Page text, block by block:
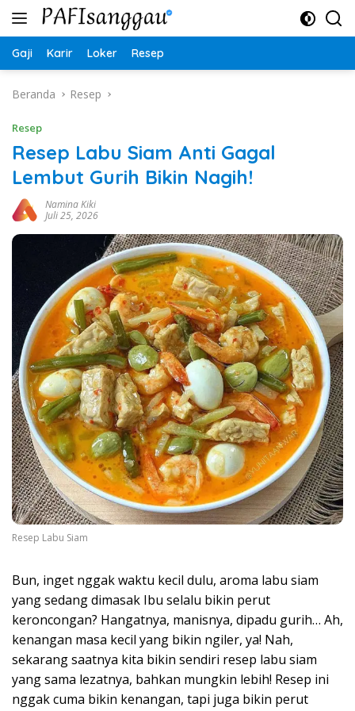
Langsung
Gaji Karir Loker Resep
Beranda Resep
Resep
Resep Labu Siam Anti Gagal
Lembut Gurih Bikin Nagih!
Namina Kiki
Juli 25, 2026
Resep Labu Siam
Bun, inget nggak waktu kecil dulu, aroma labu siam
yang sedang dimasak Ibu selalu bikin perut
keroncongan? Hangatnya, manisnya, dipadu gurih… Ah,
kenangan masa kecil yang bikin ngiler, ya! Nah,
sekarang saatnya kita bikin sendiri resep labu siam
yang sama lezatnya, bahkan mungkin lebih! Resep ini
nggak cuma bikin kenangan, tapi juga bikin perut